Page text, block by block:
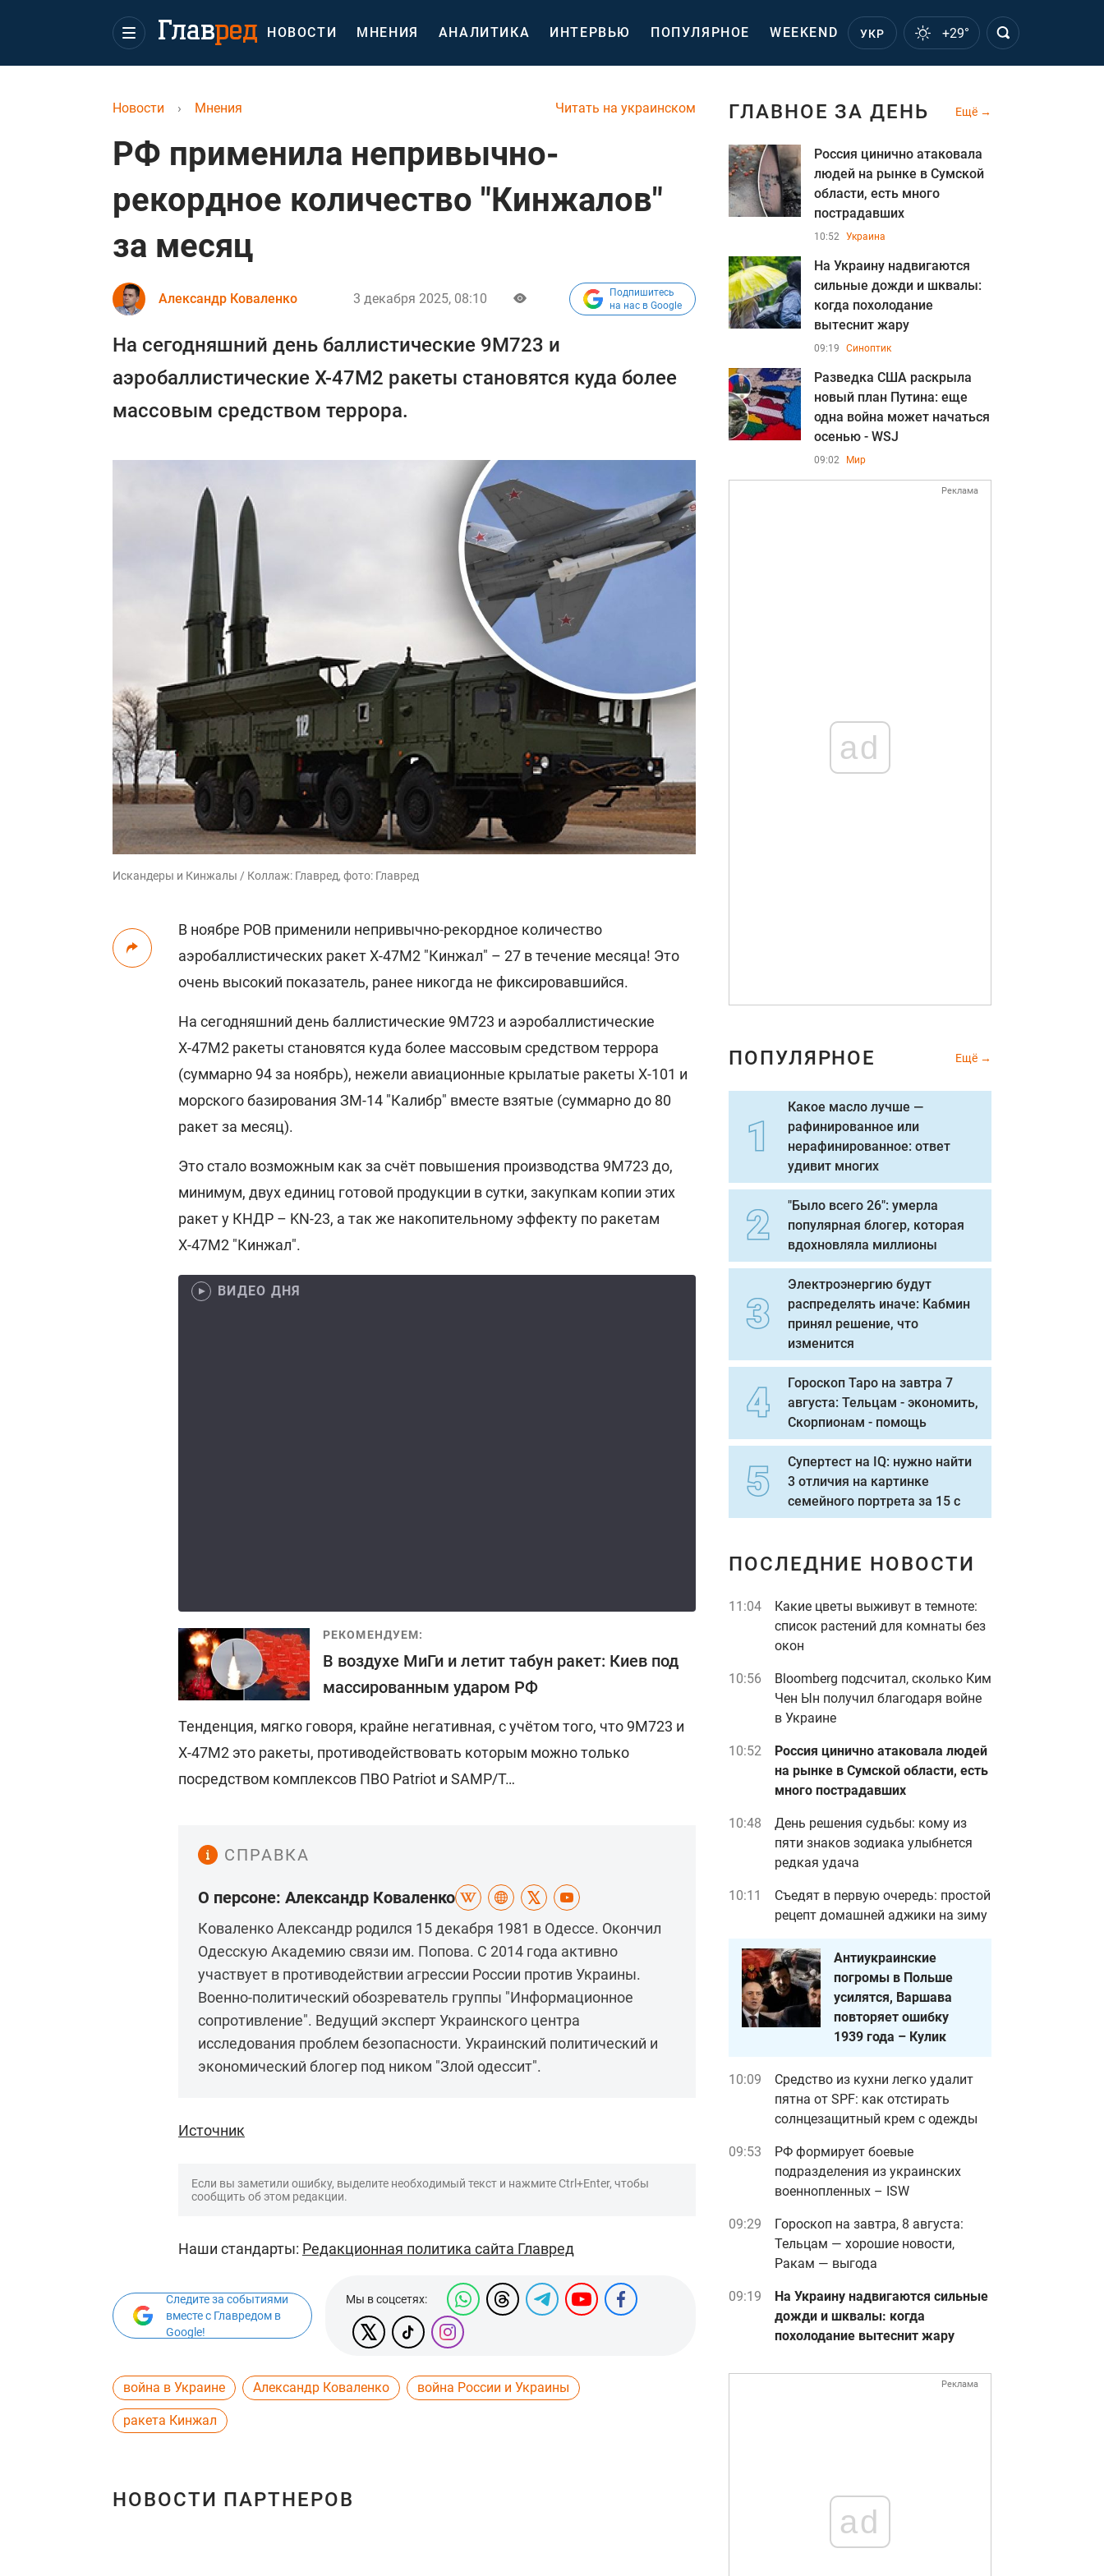
НОВОСТИ МНЕНИЯ АНАЛИТИКА ИНТЕРВЬЮ ПОПУЛЯРНОЕ WEEKEND УКР +29°
Читать на украинском
Новости › Мнения
РФ применила непривычно-
рекордное количество "Кинжалов"
за месяц
Александр Коваленко 3 декабря 2025, 08:10
Подпишитесь
на нас в Google
На сегодняшний день баллистические 9М723 и
аэробаллистические Х-47М2 ракеты становятся куда более
массовым средством террора.
Искандеры и Кинжалы / Коллаж: Главред, фото: Главред
В ноябре РОВ применили непривычно-рекордное количество
аэробаллистических ракет Х-47М2 "Кинжал" – 27 в течение месяца! Это
очень высокий показатель, ранее никогда не фиксировавшийся.
На сегодняшний день баллистические 9М723 и аэробаллистические
Х-47М2 ракеты становятся куда более массовым средством террора
(суммарно 94 за ноябрь), нежели авиационные крылатые ракеты Х-101 и
морского базирования ЗМ-14 "Калибр" вместе взятые (суммарно до 80
ракет за месяц).
Это стало возможным как за счёт повышения производства 9М723 до,
минимум, двух единиц готовой продукции в сутки, закупкам копии этих
ракет у КНДР – KN-23, а так же накопительному эффекту по ракетам
Х-47М2 "Кинжал".
ВИДЕО ДНЯ
РЕКОМЕНДУЕМ:
В воздухе МиГи и летит табун ракет: Киев под
массированным ударом РФ
Тенденция, мягко говоря, крайне негативная, с учётом того, что 9М723 и
Х-47М2 это ракеты, противодействовать которым можно только
посредством комплексов ПВО Patriot и SAMP/T…
СПРАВКА
О персоне: Александр Коваленко
Коваленко Александр родился 15 декабря 1981 в Одессе. Окончил
Одесскую Академию связи им. Попова. С 2014 года активно
участвует в противодействии агрессии России против Украины.
Военно-политический обозреватель группы "Информационное
сопротивление". Ведущий эксперт Украинского центра
исследования проблем безопасности. Украинский политический и
экономический блогер под ником "Злой одессит".
Источник
Если вы заметили ошибку, выделите необходимый текст и нажмите Ctrl+Enter, чтобы
сообщить об этом редакции.
Наши стандарты: Редакционная политика сайта Главред
Следите за событиями
вместе с Главредом в
Google!
Мы в соцсетях:
война в Украине Александр Коваленко война России и Украины
ракета Кинжал
НОВОСТИ ПАРТНЕРОВ
ГЛАВНОЕ ЗА ДЕНЬ Ещё
Россия цинично атаковала
людей на рынке в Сумской
области, есть много
пострадавших
10:52 Украина
На Украину надвигаются
сильные дожди и шквалы:
когда похолодание
вытеснит жару
09:19 Синоптик
Разведка США раскрыла
новый план Путина: еще
одна война может начаться
осенью - WSJ
09:02 Мир
Реклама
ad
ПОПУЛЯРНОЕ Ещё
Какое масло лучше —
рафинированное или
нерафинированное: ответ
удивит многих
"Было всего 26": умерла
популярная блогер, которая
вдохновляла миллионы
Электроэнергию будут
распределять иначе: Кабмин
принял решение, что
изменится
Гороскоп Таро на завтра 7
августа: Тельцам - экономить,
Скорпионам - помощь
Супертест на IQ: нужно найти
3 отличия на картинке
семейного портрета за 15 с
ПОСЛЕДНИЕ НОВОСТИ
11:04
Какие цветы выживут в темноте:
список растений для комнаты без
окон
10:56
Bloomberg подсчитал, сколько Ким
Чен Ын получил благодаря войне
в Украине
10:52
Россия цинично атаковала людей
на рынке в Сумской области, есть
много пострадавших
10:48
День решения судьбы: кому из
пяти знаков зодиака улыбнется
редкая удача
10:11
Съедят в первую очередь: простой
рецепт домашней аджики на зиму
Антиукраинские
погромы в Польше
усилятся, Варшава
повторяет ошибку
1939 года – Кулик
10:09
Средство из кухни легко удалит
пятна от SPF: как отстирать
солнцезащитный крем с одежды
09:53
РФ формирует боевые
подразделения из украинских
военнопленных – ISW
09:29
Гороскоп на завтра, 8 августа:
Тельцам — хорошие новости,
Ракам — выгода
09:19
На Украину надвигаются сильные
дожди и шквалы: когда
похолодание вытеснит жару
Реклама
ad